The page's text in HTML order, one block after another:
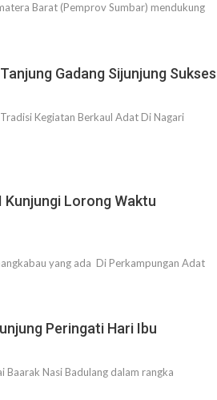
Barat (Pemprov Sumbar) mendukung
Gadang Sijunjung Sukses
Kegiatan Berkaul Adat Di Nagari
Kunjungi Lorong Waktu
yang ada Di Perkampungan Adat
Peringati Hari Ibu
Baarak Nasi Badulang dalam rangka